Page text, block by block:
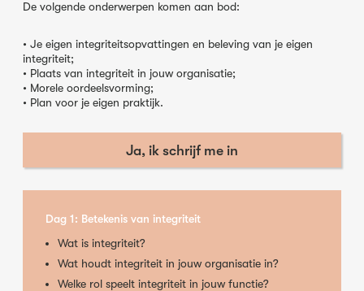
De volgende onderwerpen komen aan bod:
• Je eigen integriteitsopvattingen en beleving van je eigen
integriteit;
• Plaats van integriteit in jouw organisatie;
• Morele oordeelsvorming;
• Plan voor je eigen praktijk.
Ja, ik schrijf me in
Dag 1: Betekenis van integriteit
Wat is integriteit?
Wat houdt integriteit in jouw organisatie in?
Welke rol speelt integriteit in jouw functie?